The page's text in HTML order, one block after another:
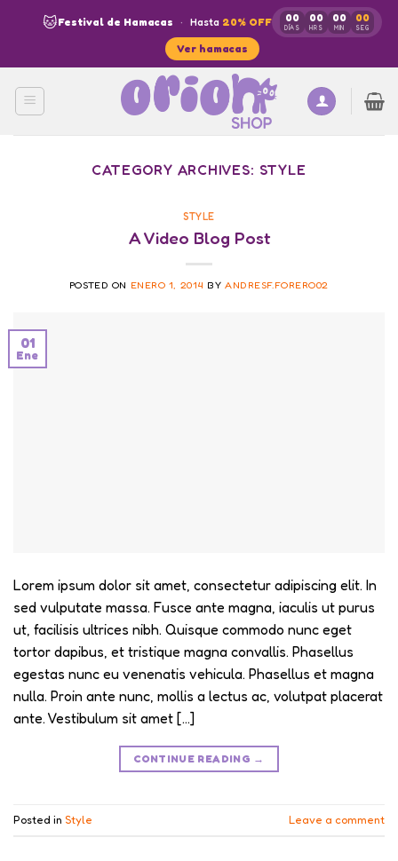
🐱Festival de Hamacas · Hasta 20% OFF 00
DÍAS
00
HRS
00
MIN
00
SEG
Ver hamacas
CATEGORY ARCHIVES: STYLE
STYLE
A Video Blog Post
POSTED ON ENERO 1, 2014 BYANDRESF.FORERO02
01
Ene
Lorem ipsum dolor sit amet, consectetur adipiscing elit. In
sed vulputate massa. Fusce ante magna, iaculis ut purus
ut, facilisis ultrices nibh. Quisque commodo nunc eget
tortor dapibus, et tristique magna convallis. Phasellus
egestas nunc eu venenatis vehicula. Phasellus et magna
nulla. Proin ante nunc, mollis a lectus ac, volutpat placerat
ante. Vestibulum sit amet […]
CONTINUE READING →
Posted in Style Leave a comment